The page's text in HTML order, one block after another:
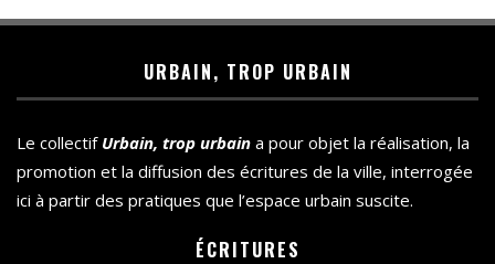
URBAIN, TROP URBAIN
Le collectif Urbain, trop urbain a pour objet la réalisation, la
promotion et la diffusion des écritures de la ville, interrogée
ici à partir des pratiques que l’espace urbain suscite.
ÉCRITURES